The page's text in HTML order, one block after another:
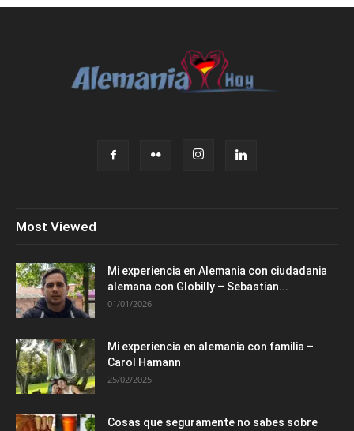
Most Viewed
Mi experiencia en Alemania con ciudadania
alemana con Globilly – Sebastian...
01/01/2026
Mi experiencia en alemania con familia –
Carol Hamann
25/02/2025
Cosas que seguramente no sabes sobre